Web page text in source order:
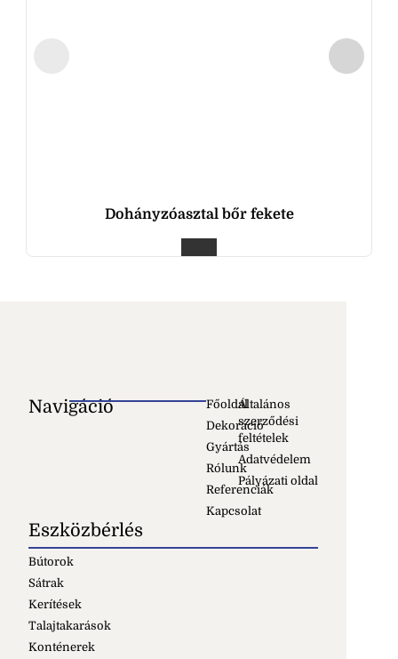
Dohányzóasztal bőr fekete
Navigáció
Főoldal
Dekoráció
Gyártás
Rólunk
Referenciák
Kapcsolat
Általános
szerződési
feltételek
Adatvédelem
Pályázati oldal
Eszközbérlés
Bútorok
Sátrak
Kerítések
Talajtakarások
Konténerek